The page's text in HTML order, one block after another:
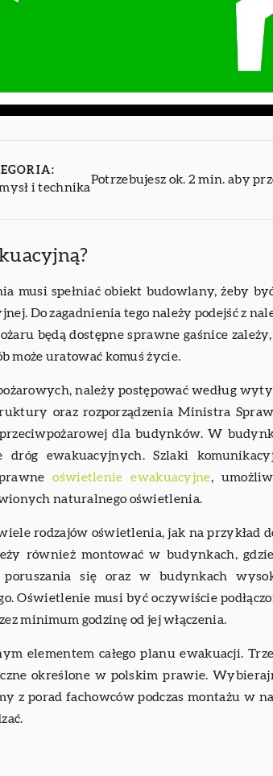
i technika
Potrzebujesz ok. 2 min. aby
musi spełniać obiekt budowlany, żeby
Do zagadnienia tego należy podejść z
będą dostępne sprawne gaśnice
może uratować komuś życie.
należy postępować według
oraz rozporządzenia Ministra
dla budynków. W
dróg ewakuacyjnych. Szlaki
oświetlenie ewakuacyjne,
naturalnego oświetlenia.
rodzajów oświetlenia, jak na przykład
również montować w budynkach,
się oraz w budynkach
Oświetlenie musi być oczywiście
minimum godzinę od jej włączenia.
elementem całego planu ewakuacji.
określone w polskim prawie.
z porad fachowców podczas montażu w